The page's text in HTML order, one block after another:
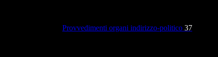
Provvedimenti organi indirizzo-politico 37